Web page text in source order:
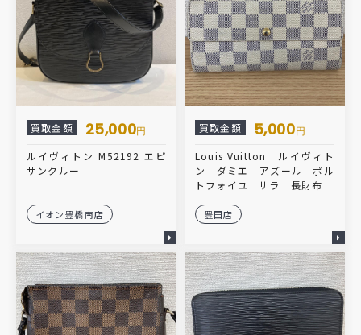
買取金額 25,000円
ルイヴィトン M52192 エピ
サンクルー
イオン豊橋南店
買取金額 5,000円
Louis Vuitton ルイヴィト
ン ダミエ アズール ポル
トフォイユ サラ 長財布
豊田店